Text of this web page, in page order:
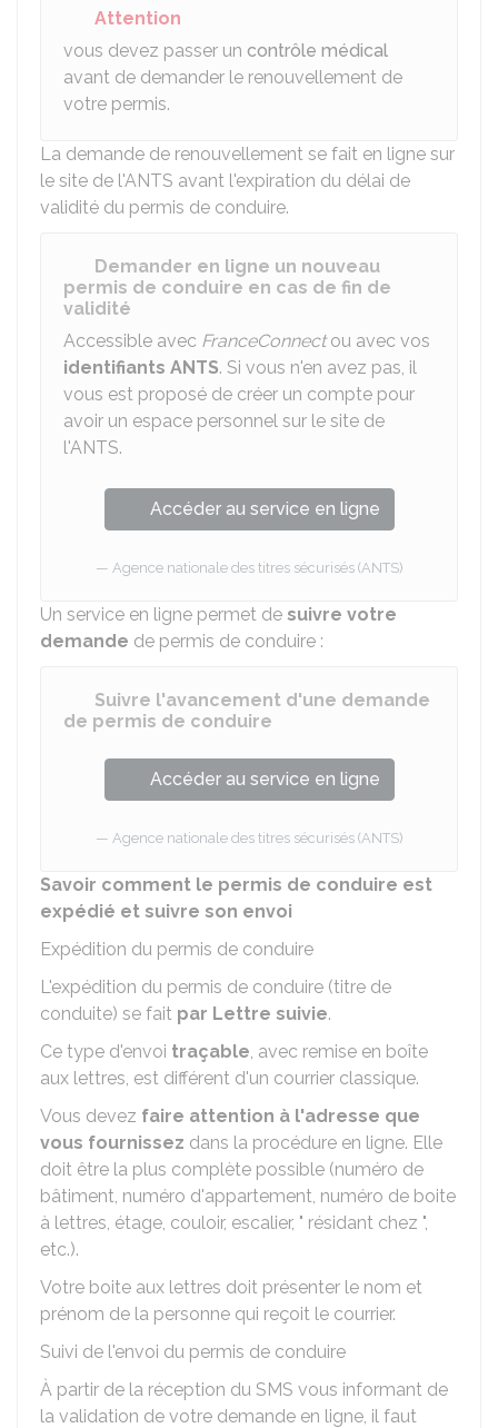
Attention
vous devez passer un contrôle médical
avant de demander le renouvellement de
votre permis.
La demande de renouvellement se fait en ligne sur
le site de l'ANTS avant l'expiration du délai de
validité du permis de conduire.
Demander en ligne un nouveau
permis de conduire en cas de fin de
validité
Accessible avec FranceConnectou avec vos
identifiants ANTS. Si vous n'en avez pas, il
vous est proposé de créer un compte pour
avoir un espace personnel sur le site de
l'ANTS.
Accéder au service en ligne
Agence nationale des titres sécurisés (ANTS)
Un service en ligne permet de suivre votre
demande de permis de conduire :
Suivre l'avancement d'une demande
de permis de conduire
Accéder au service en ligne
Agence nationale des titres sécurisés (ANTS)
Savoir comment le permis de conduire est
expédié et suivre son envoi
Expédition du permis de conduire
L'expédition du permis de conduire (titre de
conduite) se fait par Lettre suivie.
Ce type d'envoi traçable, avec remise en boîte
aux lettres, est différent d'un courrier classique.
Vous devez faire attention à l'adresse que
vous fournissez dans la procédure en ligne. Elle
doit être la plus complète possible (numéro de
bâtiment, numéro d'appartement, numéro de boite
à lettres, étage, couloir, escalier, " résidant chez ",
etc.).
Votre boite aux lettres doit présenter le nom et
prénom de la personne qui reçoit le courrier.
Suivi de l'envoi du permis de conduire
À partir de la réception du SMS vous informant de
la validation de votre demande en ligne, il faut